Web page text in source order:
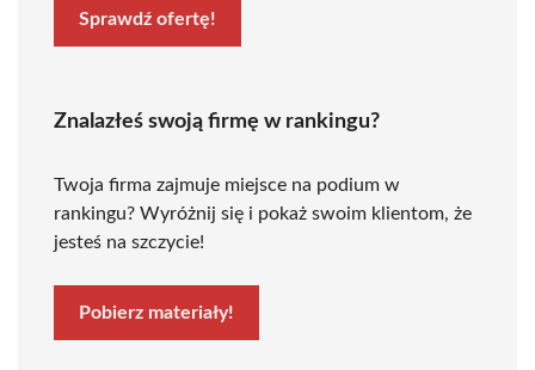
Sprawdź ofertę!
Znalazłeś swoją firmę w rankingu?
Twoja firma zajmuje miejsce na podium w
rankingu? Wyróżnij się i pokaż swoim klientom, że
jesteś na szczycie!
Pobierz materiały!